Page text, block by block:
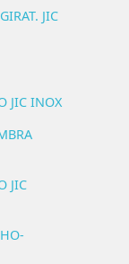
JIC
JIC INOX
JIC